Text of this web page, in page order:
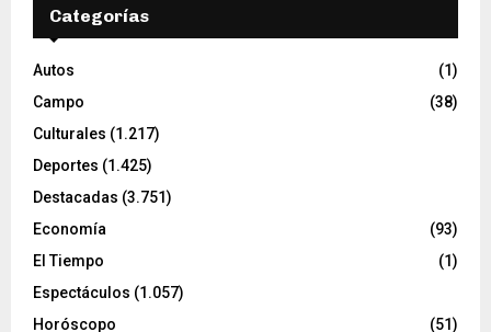
Categorías
Autos
(1)
Campo
(38)
Culturales (1.217)
Deportes (1.425)
Destacadas (3.751)
Economía
(93)
El Tiempo
(1)
Espectáculos (1.057)
Horóscopo
(51)